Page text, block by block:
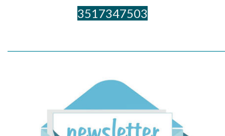
3517347503